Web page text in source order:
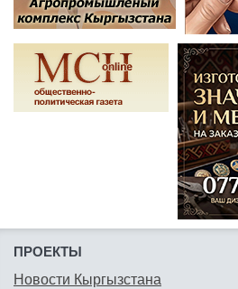
ПРОЕКТЫ
Новости Кыргызстана